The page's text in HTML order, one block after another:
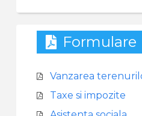
Formulare
Vanzarea
Taxe si impozite